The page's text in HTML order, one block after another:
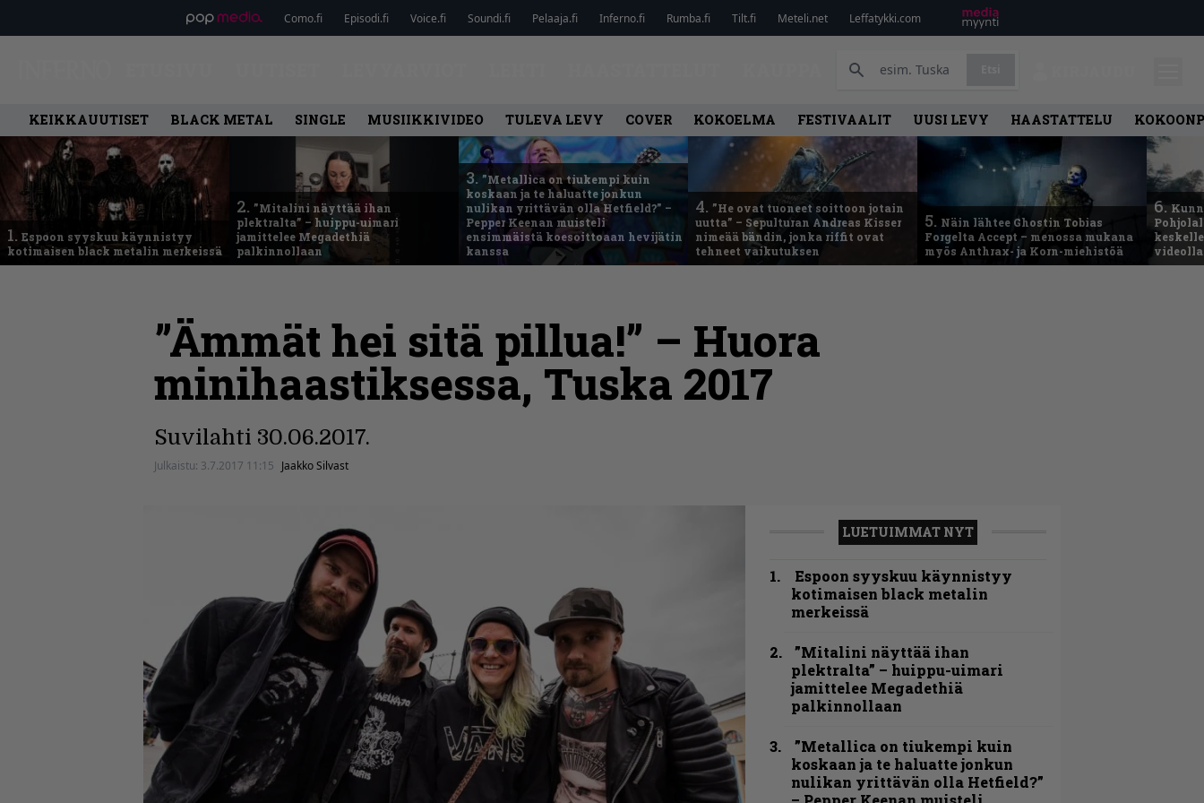
Como.fi Episodi.fi Voice.fi Soundi.fi Pelaaja.fi Inferno.fi Rumba.fi Tilt.fi Meteli.net Leffatykki.com
KEIKKAUUTISET BLACK METAL SINGLE MUSIIKKIVIDEO TULEVA LEVY COVER KOKOELMA FESTIVAALIT UUSI LEVY HAASTATTELU
1. Espoon syyskuu käynnistyy
kotimaisen black metalin merkeissä
2. ”Mitalini näyttää ihan
plektralta” – huippu-uimari
jamittelee Megadethiä
palkinnollaan
3. ”Metallica on tiukempi kuin
koskaan ja te haluatte jonkun
nulikan yrittävän olla Hetfield?” –
Pepper Keenan muisteli
ensimmäistä koesoittoaan hevijätin
kanssa
4. ”He ovat tuoneet soittoon jotain
uutta” – Sepulturan Andreas Kisser
nimeää bändin, jonka riffit ovat
tehneet vaikutuksen
5. Näin lähtee Ghostin Tobias
Forgelta Accept – menossa mukana
myös Anthrax- ja Korn-miehistöä
6.
”Ämmät hei sitä pillua!” – Huora
minihaastiksessa, Tuska 2017
Suvilahti 30.06.2017.
Julkaistu: 3.7.2017 11:15 Jaakko Silvast
LUETUIMMAT NYT
Espoon syyskuu käynnistyy
kotimaisen black metalin
merkeissä
”Mitalini näyttää ihan
plektralta” – huippu-uimari
jamittelee Megadethiä
palkinnollaan
”Metallica on tiukempi kuin
koskaan ja te haluatte jonkun
nulikan yrittävän olla Hetfield?”